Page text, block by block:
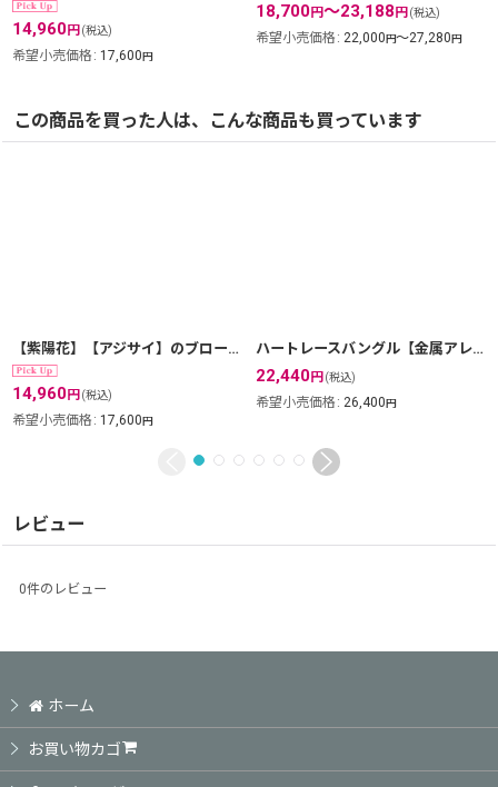
14,960円 (税込)
希望小売価格 : 17,600円
18,700円～23,188 円 (税込)
希望小売価格 : 22,000円～27,280円
この商品を買った人は、こんな商品も買っています
【紫陽花】【アジサイ】のブローチ・silver925・職人の技術の粋を極めた本格的な和風作品。
14,960円 (税込)
希望小売価格 : 17,600円
ハートレースバングル【金属アレルギーの方に配慮したニッケルフリー加工】
22,440円 (税込)
希望小売価格 : 26,400円
レビュー
0件のレビュー
ホーム
お買い物カゴ